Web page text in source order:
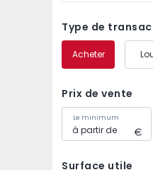
Type de
Acheter
Prix de vente
Le minimum
Surface utile